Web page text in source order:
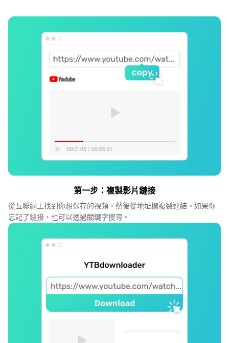
第一步：複製影片鏈接
從互聯網上找到你想保存的視頻，然後從地址欄複製連結。如果你
忘記了鏈接，也可以透過關鍵字搜尋。